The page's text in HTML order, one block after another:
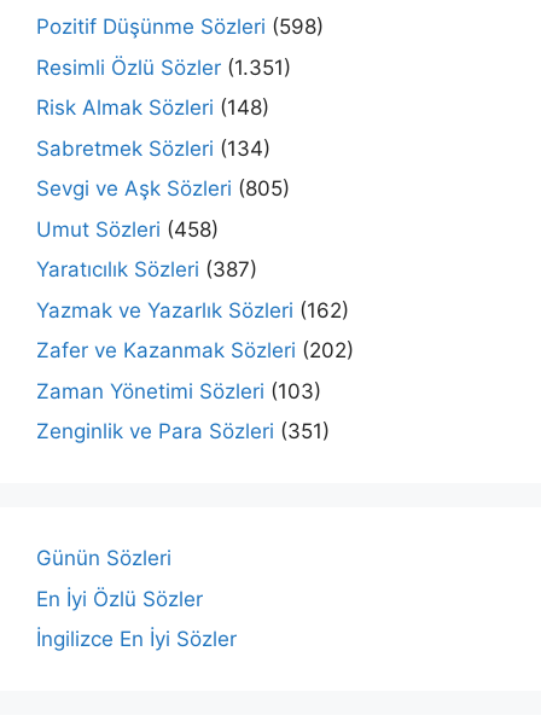
Pozitif Düşünme Sözleri (598)
Resimli Özlü Sözler (1.351)
Risk Almak Sözleri (148)
Sabretmek Sözleri (134)
Sevgi ve Aşk Sözleri (805)
Umut Sözleri (458)
Yaratıcılık Sözleri (387)
Yazmak ve Yazarlık Sözleri (162)
Zafer ve Kazanmak Sözleri (202)
Zaman Yönetimi Sözleri (103)
Zenginlik ve Para Sözleri (351)
Günün Sözleri
En İyi Özlü Sözler
İngilizce En İyi Sözler